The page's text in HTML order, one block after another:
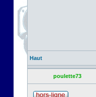
Haut
poulette73